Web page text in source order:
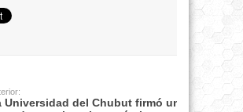
Universidad del Chubut firmó un